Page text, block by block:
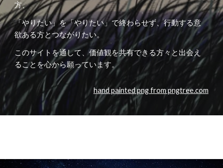
方、
「やりたい」を「やりたい」で終わらせず、行動する意
欲ある方とつながりたい。
このサイトを通して、価値観を共有できる方々と出会え
ることを心から願っています。
hand painted png from pngtree.com